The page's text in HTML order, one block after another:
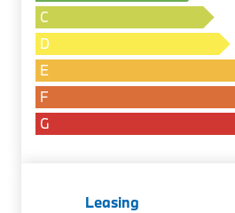
C
D
E
F
G
Leasing